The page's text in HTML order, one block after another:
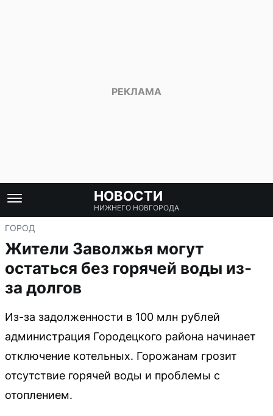
НОВОСТИ
НИЖНЕГО НОВГОРОДА
ГОРОД
Жители Заволжья могут
остаться без горячей воды из-
за долгов
Из-за задолженности в 100 млн рублей
администрация Городецкого района начинает
отключение котельных. Горожанам грозит
отсутствие горячей воды и проблемы с
отоплением.